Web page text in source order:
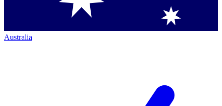
Australia